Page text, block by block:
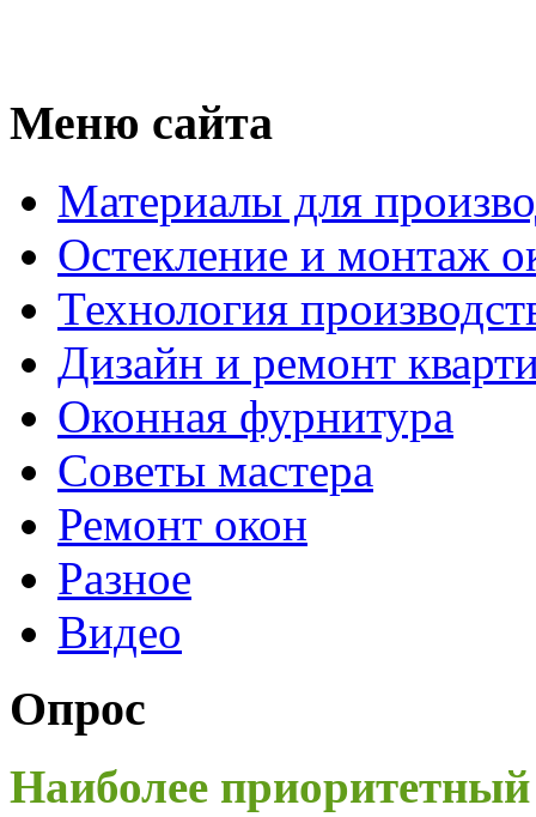
Меню сайта
Материалы для
Остекление и монтаж
Технология
Дизайн и ремонт
Оконная фурнитура
Советы мастера
Ремонт окон
Разное
Видео
Опрос
Наиболее